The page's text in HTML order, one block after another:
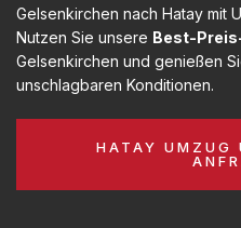
Gelsenkirchen nach Hatay mit
Nutzen Sie unsere Best-
Gelsenkirchen und genießen
unschlagbaren Konditionen.
HATAY UMZUG